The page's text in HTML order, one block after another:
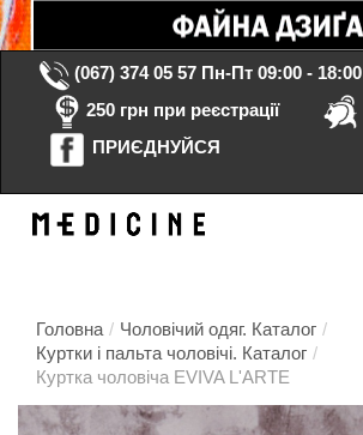
(067) 374 05 57 Пн-Пт 09:00 - 18:00
250 грн при реєстрації
ПРИЄДНУЙСЯ
Головна / Чоловічий одяг. Каталог /
Куртки і пальта чоловічі. Каталог /
Куртка чоловіча EVIVA L'ARTE